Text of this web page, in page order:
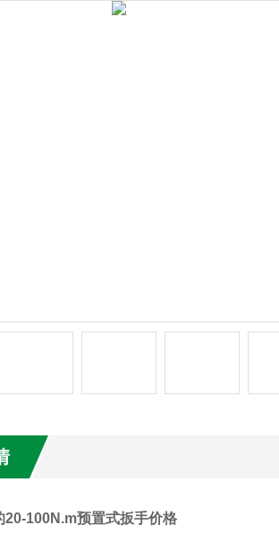
20-100N.m预置式扳手价格